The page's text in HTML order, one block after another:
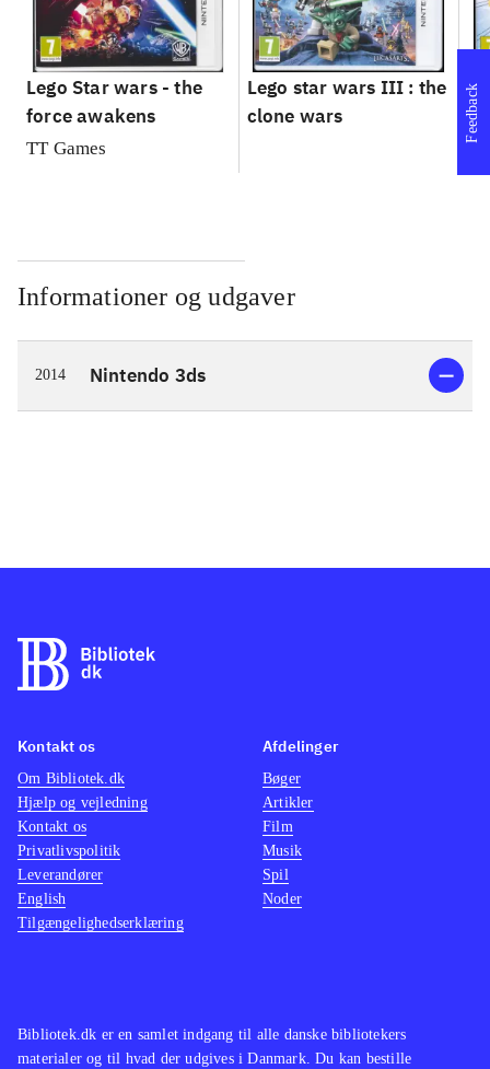
Lego Star wars - the
force awakens
TT Games
Lego star wars III : the
clone wars
Informationer og udgaver
2014 Nintendo 3ds
Feedback
Bibliotek.dk er en samlet indgang til alle danske bibliotekers
materialer og til hvad der udgives i Danmark. Du kan bestille
Kontakt os
Om Bibliotek.dk
Hjælp og vejledning
Kontakt os
Privatlivspolitik
Leverandører
English
Tilgængelighedserklæring
Afdelinger
Bøger
Artikler
Film
Musik
Spil
Noder